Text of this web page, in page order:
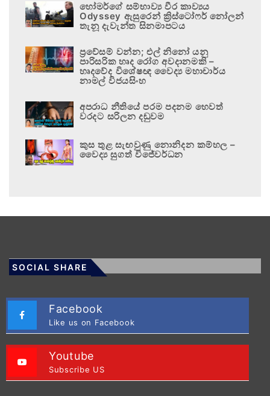
හෝමර්ගේ සම්භාව්‍ය වීර කාව්‍යය
Odyssey ඇසුරෙන් ක්‍රිස්ටෝෆර් නෝලන්
තැනූ දැවැන්ත සිනමාපටය
ප්‍රවේසම් වන්න; එල් නිනෝ යනු
පාරිසරික හෘද රෝග අවදානමකි –
හෘදවේද විශේෂඥ වෛද්‍ය මහාචාර්ය
නාමල් විජයසිංහ
අපරාධ නීතියේ පරම පදනම හෙවත්
වරදට සරිලන දඬුවම
කුස තුළ සැඟවුණු නොනිදන කම්හල –
වෛද්‍ය සුගත් විජේවර්ධන
SOCIAL SHARE
Facebook
Like us on Facebook
Youtube
Subscribe US